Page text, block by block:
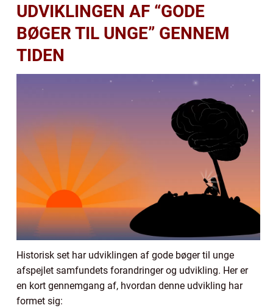
UDVIKLINGEN AF “GODE
BØGER TIL UNGE” GENNEM
TIDEN
Historisk set har udviklingen af gode bøger til unge
afspejlet samfundets forandringer og udvikling. Her er
en kort gennemgang af, hvordan denne udvikling har
formet sig: